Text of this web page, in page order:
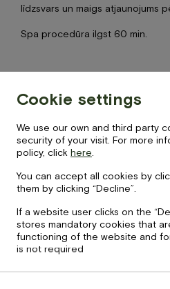
līdzsvars un maigs atjaunojums
Spa procedūra ilgst 60 min.
Kopā apmaksai
65€
procedūra
„Debesis”
quantity
PIEVIENOT
Apraksts
Cookie settings
We use our own and third party
security of your visit. For more
policy, click here
You can accept all cookies by
them by clicking “Decline”.
If a website user clicks on the
stores mandatory cookies that
functioning of the website and
is not required